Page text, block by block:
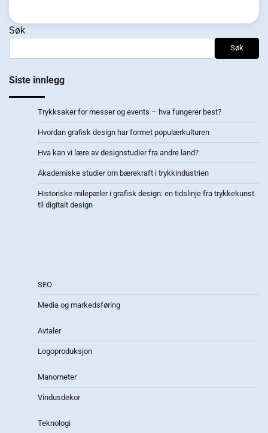
Søk
Søk
Siste innlegg
Trykksaker for messer og events – hva fungerer best?
Hvordan grafisk design har formet populærkulturen
Hva kan vi lære av designstudier fra andre land?
Akademiske studier om bærekraft i trykkindustrien
Historiske milepæler i grafisk design: en tidslinje fra trykkekunst
til digitalt design
SEO
Media og markedsføring
Avtaler
Logoproduksjon
Manometer
Vindusdekor
Teknologi